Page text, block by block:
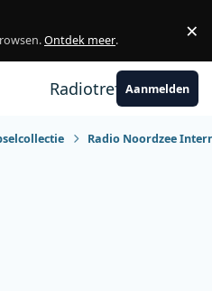
Ontdek meer. ×
RadiotrefpuntAanmelden
Radio Noordzee